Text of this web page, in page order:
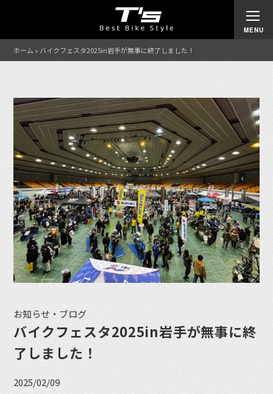
ホーム » バイクフェスタ2025in岩手が無事に終了しました！
お知らせ・ブログ
バイクフェスタ2025in岩手が無事に終
了しました！
2025/02/09